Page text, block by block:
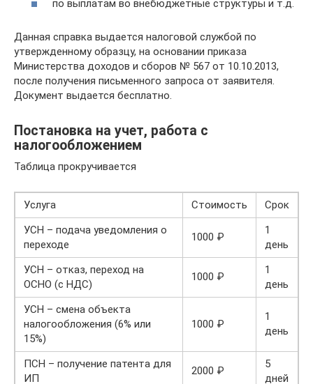
по выплатам во внебюджетные структуры и т.д.
Данная справка выдается налоговой службой по
утвержденному образцу, на основании приказа
Министерства доходов и сборов № 567 от 10.10.2013,
после получения письменного запроса от заявителя.
Документ выдается бесплатно.
Постановка на учет, работа с
налогообложением
Таблица прокручивается
Услуга Стоимость
Срок
УСН – подача уведомления о
переходе
1000 ₽
1
день
УСН – отказ, переход на
ОСНО (с НДС)
1000 ₽
1
день
УСН – смена объекта
налогообложения (6% или
15%)
1000 ₽
1
день
ПСН – получение патента для
ИП
2000 ₽
5
дней